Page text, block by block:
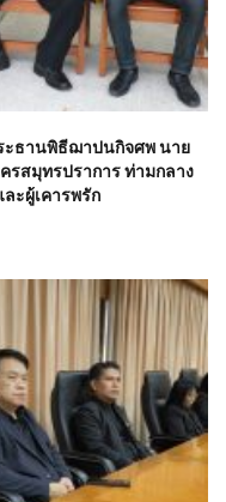
ะธานพิธีฌาปนกิจศพ นาย
รสมุทรปราการ ท่ามกลาง
ะผู้เคารพรัก